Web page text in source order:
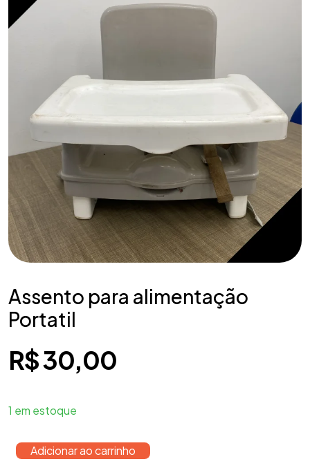
Assento para alimentação
Portatil
R$30,00
1 em estoque
Adicionar ao carrinho